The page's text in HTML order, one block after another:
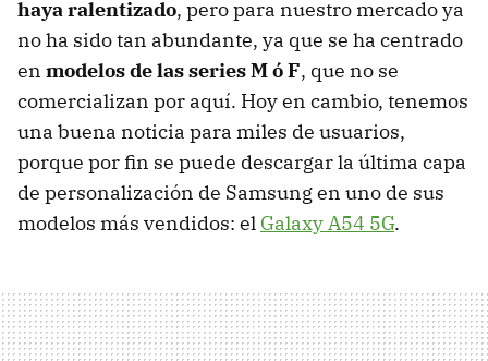
haya ralentizado, pero para nuestro mercado ya
no ha sido tan abundante, ya que se ha centrado
en modelos de las series M ó F, que no se
comercializan por aquí. Hoy en cambio, tenemos
una buena noticia para miles de usuarios,
porque por fin se puede descargar la última capa
de personalización de Samsung en uno de sus
modelos más vendidos: el Galaxy A54 5G.